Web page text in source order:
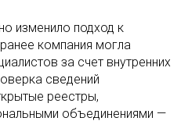
изменило подход к
компания могла
за счет внутренних
сведений
реестры,
объединениями —